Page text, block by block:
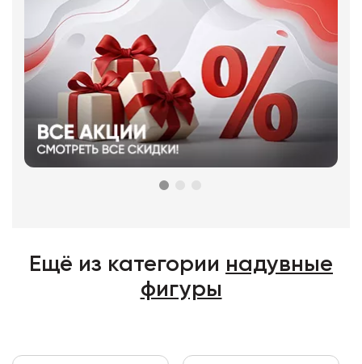
Ещё из категории надувные
фигуры